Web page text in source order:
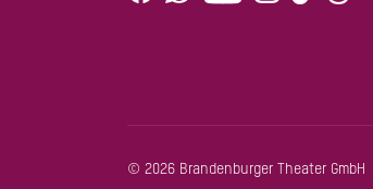
© 2026 Brandenburger Theater GmbH